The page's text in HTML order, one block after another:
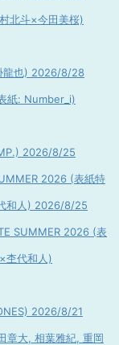
北斗×今田美桜)
龍也) 2026/8/28
紙: Number_i)
2026/8/25
2026 (表紙特
和人) 2026/8/25
SUMMER 2026 (表
杢代和人)
2026/8/21
大, 相葉雅紀, 重岡